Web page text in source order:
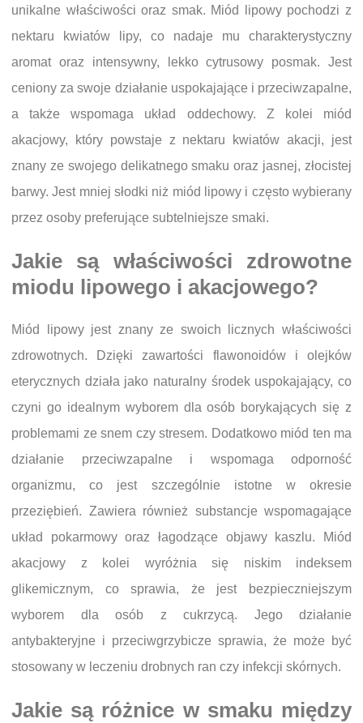
unikalne właściwości oraz smak. Miód lipowy pochodzi z
nektaru kwiatów lipy, co nadaje mu charakterystyczny
aromat oraz intensywny, lekko cytrusowy posmak. Jest
ceniony za swoje działanie uspokajające i przeciwzapalne,
a także wspomaga układ oddechowy. Z kolei miód
akacjowy, który powstaje z nektaru kwiatów akacji, jest
znany ze swojego delikatnego smaku oraz jasnej, złocistej
barwy. Jest mniej słodki niż miód lipowy i często wybierany
przez osoby preferujące subtelniejsze smaki.
Jakie są właściwości zdrowotne
miodu lipowego i akacjowego?
Miód lipowy jest znany ze swoich licznych właściwości
zdrowotnych. Dzięki zawartości flawonoidów i olejków
eterycznych działa jako naturalny środek uspokajający, co
czyni go idealnym wyborem dla osób borykających się z
problemami ze snem czy stresem. Dodatkowo miód ten ma
działanie przeciwzapalne i wspomaga odporność
organizmu, co jest szczególnie istotne w okresie
przeziębień. Zawiera również substancje wspomagające
układ pokarmowy oraz łagodzące objawy kaszlu. Miód
akacjowy z kolei wyróżnia się niskim indeksem
glikemicznym, co sprawia, że jest bezpieczniejszym
wyborem dla osób z cukrzycą. Jego działanie
antybakteryjne i przeciwgrzybicze sprawia, że może być
stosowany w leczeniu drobnych ran czy infekcji skórnych.
Jakie są różnice w smaku między